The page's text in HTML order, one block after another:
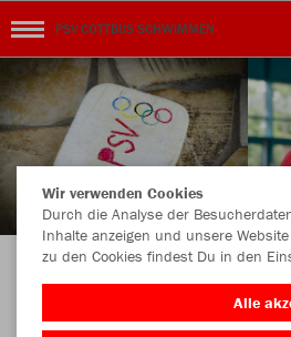
PSV COTTBUS SCHWIMMEN
Herzlich Willkommen
COTTBUS
Wir verwenden Cookies
Durch die Analyse der
Inhalte anzeigen und unsere
zu den Cookies findest Du in den
Alle